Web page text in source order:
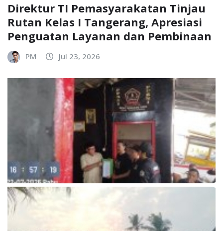
Direktur TI Pemasyarakatan Tinjau
Rutan Kelas I Tangerang, Apresiasi
Penguatan Layanan dan Pembinaan
PM Jul 23, 2026